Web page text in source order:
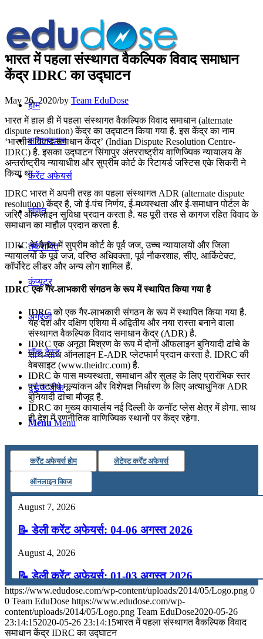
होम
सामान्यज्ञान
करेंट अफेयर्स
गणित
तर्कशक्ति
कंप्यूटर
अंग्रेजी
मॉक टेस्ट
टुडेज जीके
Menu Menu
भारत में पहला संस्थागत वैकल्पिक विवाद समाधान
केंद्र IDRC का उद्घाटन
May 26, 2020/by Team EduDose
भारत में हाल ही में पहला संस्थागत वैकल्पिक विवाद समाधान (alternate
dispute resolution) केंद्र का उद्घाटन किया गया है. इस केंद्र का नाम
‘भारतीय विवाद समाधान केंद्र’ (Indian Dispute Resolution Centre-
IDRC) है. इसका उद्घाटन सिंगापुर अंतरराष्ट्रीय वाणिज्यिक न्यायालय के
अन्तर्राष्ट्रीय न्यायाधीश और सुप्रीम कोर्ट के रिटायर्ड जस्टिस एके सिकरी ने
किया था.
IDRC भारत में अपनी तरह का पहला संस्थागत ADR (alternate dispute
resolution) केंद्र है, जो ई-पंच निर्णय, ई-मध्‍यस्‍थता और ई-समाधान पोर्टल के
जरिए ऑफलाइन सुविधा प्रदान करता है. यह पूरी तरह से कागज रहित विवाद के
समाधान का माहौल प्रदान करता है.
IDRC के पैनल में सुप्रीम कोर्ट के पूर्व जज, उच्च न्यायालयों और जिला
न्यायालयों के पूर्व जज, वरिष्ठ अधिवक्ता, पूर्व नौकरशाह, सीए, आर्किटेक्ट,
कॉर्पोरेट लीडर और अन्‍य लोग शामिल हैं.
IDRC एक गैर-लाभकारी संगठन के रूप में स्थापित किया गया है
IDRC को एक गैर-लाभकारी संगठन के रूप में स्थापित किया गया है.
यह देश और दक्षिण एशिया में अद्वितीय और नया रास्‍ता बनाने वाला
संस्थागत वैकल्पिक विवाद समाधान केंद्र (ADR) है.
IDRC एक अनूठा मिश्रण के रूप में दोनों ऑफलाइन बुनियादी ढांचे के
साथ-साथ ऑनलाइन E-ADR प्लेटफार्म प्रदान करता है. IDRC की
वेबसाइट (www.theidrc.com) है.
IDRC के पास मध्यस्थता, समाधान और सुलह के लिए प्रारंभिक स्‍तर
पर तटस्थ मूल्यांकन और विशेषज्ञ निर्धारण के लिए अत्याधुनिक ADR
बुनियादी ढांचा मौजूद है.
IDRC का मुख्‍य कायार्लय नई दिल्ली के कनॉट प्लेस क्षेत्र में होगा. साथ
ही देश में रणनीतिक वाणिज्यिक स्थानों पर केंद्र रहेगा.
कर्रेंट अफेयर्स होम लेटेस्ट कर्रेंट अफेयर्स
ऑनलाइन क्विज
August 7, 2026
📝 डेली करेंट अफेयर्स: 04-06 अगस्त 2026
August 4, 2026
📝 डेली करेंट अफेयर्स: 01-03 अगस्त 2026
July 31, 2026
📝 डेली करेंट अफेयर्स: 28-31 जुलाई 2026
https://www.edudose.com/wp-content/uploads/2014/05/Logo.png 0
0 Team EduDose https://www.edudose.com/wp-
content/uploads/2014/05/Logo.png Team EduDose2020-05-26
23:14:152020-05-26 23:14:15भारत में पहला संस्थागत वैकल्पिक विवाद
समाधान केंद्र IDRC का उद्घाटन